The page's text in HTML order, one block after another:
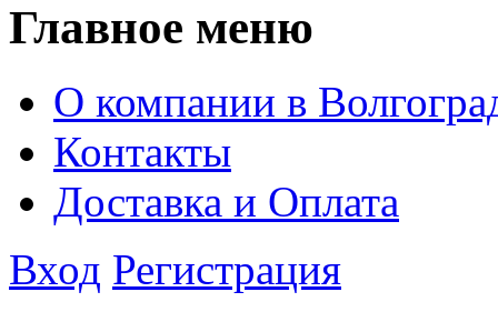
Главное меню
О компании в
Контакты
Доставка и Оплата
Вход Регистрация